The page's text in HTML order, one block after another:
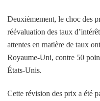
Deuxièmement, le choc des
réévaluation des taux
attentes en matière de taux
Royaume-Uni, contre 50
États-Unis.
Cette révision des prix a été